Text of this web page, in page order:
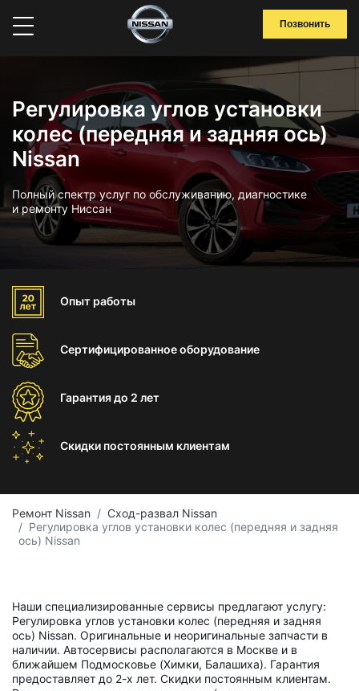
Позвонить
Регулировка углов установки
колес (передняя и задняя ось)
Nissan
Полный спектр услуг по обслуживанию, диагностике
и ремонту Ниссан
Опыт работы
Сертифицированноеоборудование
Гарантиядо 2 лет
Скидки постоянным клиентам
Ремонт Nissan
Сход-развал Nissan
Регулировка углов установки колес (передняя и задняя
ось) Nissan
Наши специализированные сервисы предлагают услугу:
Регулировка углов установки колес (передняя и задняя
ось) Nissan. Оригинальные и неоригинальные запчасти в
наличии. Автосервисы располагаются в Москве и в
ближайшем Подмосковье (Химки, Балашиха). Гарантия
предоставляет до 2-х лет. Скидки постоянным клиентам.